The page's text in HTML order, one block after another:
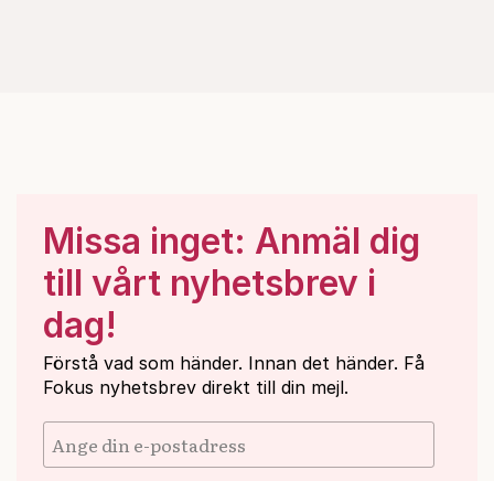
Missa inget: Anmäl dig
till vårt nyhetsbrev i
dag!
Förstå vad som händer. Innan det händer. Få
Fokus nyhetsbrev direkt till din mejl.